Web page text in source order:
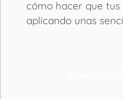
cómo hacer que
aplicando unas